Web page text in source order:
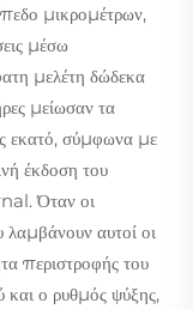
μικρομέτρων,
μέσω
μελέτη δώδεκα
μείωσαν τα
εκατό, σύμφωνα με
έκδοση του
Όταν οι
αυτοί οι
περιστροφής του
και ο ρυθμός ψύξης,